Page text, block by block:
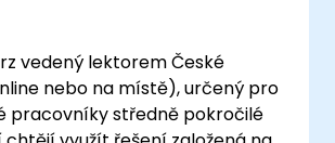
vedený lektorem České
nebo na místě), určený pro
pracovníky středně pokročilé